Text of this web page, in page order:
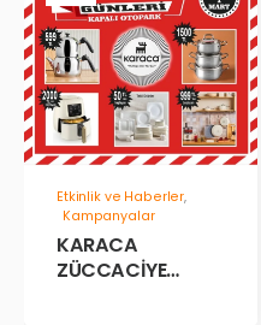
Etkinlik ve Haberler,
Kampanyalar
KARACA
ZÜCCACİYE